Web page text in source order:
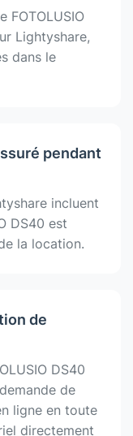
FOTOLUSIO
Lightyshare,
dans le
pendant
incluent
DS40 est
la location.
de
DS40
de
ligne en toute
directement